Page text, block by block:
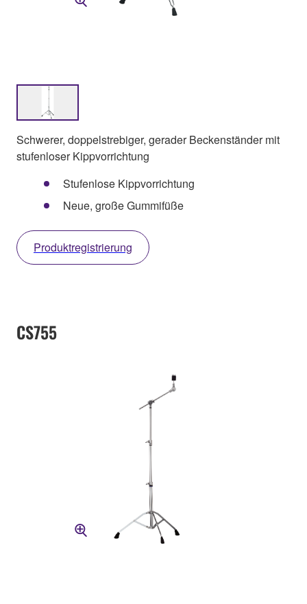
Schwerer, doppelstrebiger, gerader Beckenständer mit
stufenloser Kippvorrichtung
Stufenlose Kippvorrichtung
Neue, große Gummifüße
Produktregistrierung
CS755